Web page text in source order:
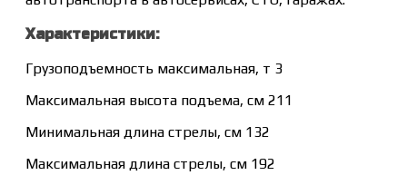
Характеристики:
Грузоподъемность максимальная, т 3
Максимальная высота подъема, см 211
Минимальная длина стрелы, см 132
Максимальная длина стрелы, см 192